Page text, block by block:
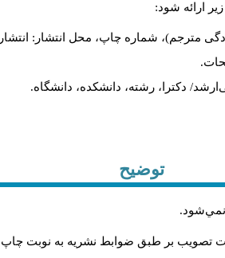
ارائه شود:
مترجم)، شماره چاپ، محل انتشار:
دکترا، رشته، دانشکده، دانشگاه.
توضیح
نمي‌شود.
تصويب بر طبق ضوابط نشريه به نوبت